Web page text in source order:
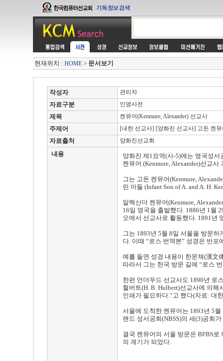
현재위치 : HOME> 문서보기
작성자 관리자
자료구분
인명사전
제목 켄뮤어(Kenmure, Alexander) 선교사
주제어 [내한 선교사] [양화진 선교사] 고돈 켄
자료출처 양화진선교회
내용
양화진 제1묘역(사-5)에는 영국성서
켄뮤어 (Kenmure, Alexander)선교사
그는 고돈 켄뮤어(Kenmure,
린 아들 (Infant Son of A. and A. H.
알렉산더 켄뮤어(Kenmure,
16일 영국을 출발했다. 1886년 1월
오에서 선교사로 활동했다. 1891년
그는 1893년 5월 8일 서울을 방문하
다. 이때 “로스 번역본” 성경은 반
예를 들면 성경 내용이 한문체(漢文
따라서 그는 한국 방문 길에 “로스
한편 언더우드 선교사도 1890년 로
헐버트(H. B. Hulbert)선교사에 의
인쇄가 필요하다.”고 했다(자료: 대
서울에 도착한 켄뮤어는 1893년 5
랜드 성서공회(NBSS)의 세(3)공회
결국 켄뮤어의 서울 방문은 BFBS
의 계기가 되었다.